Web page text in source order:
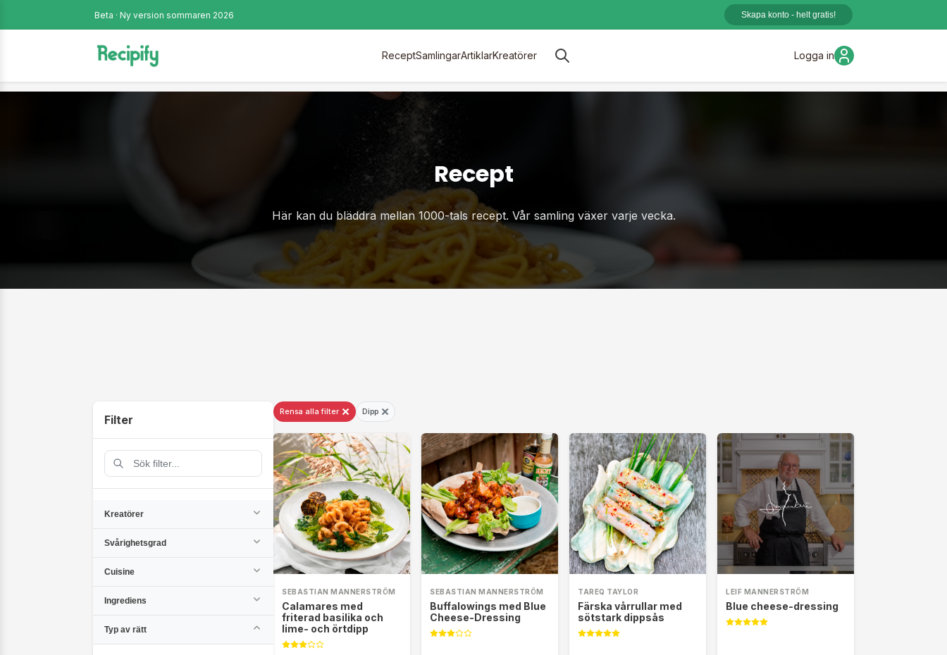
Beta · Ny version sommaren 2026 Skapa konto - helt gratis!
ReceptSamlingarArtiklarKreatörer Logga in
Recept
Här kan du bläddra mellan 1000-tals recept. Vår samling växer varje vecka.
Filter
Kreatörer
Svårighetsgrad
Cuisine
Ingrediens
Typ av rätt
Rensa alla filter × Dipp ×
SEBASTIAN MANNERSTRÖM
Calamares med
friterad basilika och
lime- och örtdipp
SEBASTIAN MANNERSTRÖM
Buffalowings med Blue
Cheese-Dressing
TAREQ TAYLOR
Färska vårrullar med
sötstark dippsås
LEIF MANNERSTRÖM
Blue cheese-dressing